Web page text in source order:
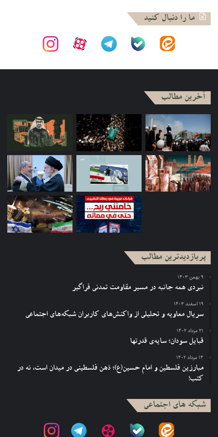
کتاب عمیق و فلسفى علامه اقبال «احیاى فکر دینى در اسلام»
هجرى شمسى توسط دکتر احمد آرام، به فارسى ترجمه شده است.
آثار منظوم علامه محمد اقبال، به فارسى عبارتند از:
اسرار خودى / رموز بیخودى / پیام شرق / زبور عجم / جاویدنامه /
آثار او به زبان اردو عبارت است از:
/ جواب شکوه / سیر فلک / ارمغان حجاز به فارسى و اردو.
اقبال لاهوری زندگینامه اقبال لاهوری
ما را دنبال کنید
آخرین مطالب
پربازدیدترین مطالب
۹ بهمن ۱۴۰۳
نبردی همه جانبه در مسیر مقاومت تمدنی فراگیر
۱۹ اسفند ۱۴۰۳
سریال معاویه و تحلیلی از واکنش‌های کاربران شبکه‌های اجتماعی
۲۱ مرداد ۱۴۰۲
قبایل سودان؛ سایه‌ی قدرتها
۱۴ مرداد ۱۴۰۲
مبارزین فلسطین و امام حسین(ع)؛ ذهن فلسطینی در میدان است، نه در
کتب!
شبکه های اجتماعی